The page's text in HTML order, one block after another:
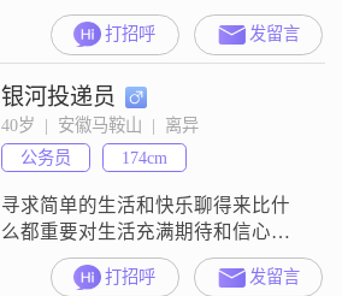
平时喜欢打打篮球，跑跑步
##3002##
打招呼 发留言
银河投递员
40岁  |  安徽马鞍山  |  离异
公务员
174cm
寻求简单的生活和快乐聊得来比什
么都重要对生活充满期待和信心不
离不弃，共度余生爱意东升西落，
浪漫至死不渝打招呼 发留言